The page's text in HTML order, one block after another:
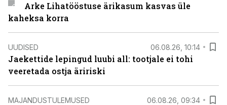
Arke Lihatööstuse ärikasum kasvas üle
kaheksa korra
UUDISED 06.08.26, 10:14
Jaekettide lepingud luubi all: tootjale ei tohi
veeretada ostja äririski
MAJANDUSTULEMUSED 06.08.26, 09:34